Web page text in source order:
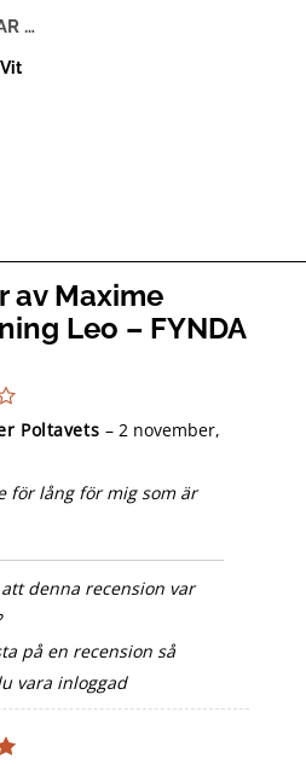
…
av Maxime
Leo – FYNDA
Poltavets – 2 november,
för lång för mig som är
denna recension var
på en recension så
vara inloggad